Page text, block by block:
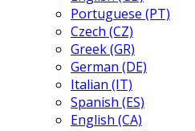
Portuguese (PT)
Czech (CZ)
Greek (GR)
German (DE)
Italian (IT)
Spanish (ES)
English (CA)